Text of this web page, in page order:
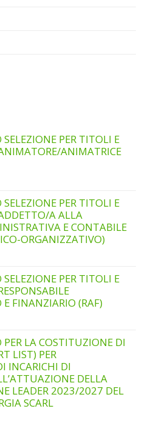
PER TITOLI E
ANIMATRICE
ANIMATRICE
PER TITOLI E
A ALLA
E CONTABILE
ORGANIZZATIVO)
A
PER TITOLI E
FINANZIARIO (RAF)
LA COSTITUZIONE DI
LIST) PER
INCARICHI DI
DELLA
LEADER 2023/2027 DEL
SCARL